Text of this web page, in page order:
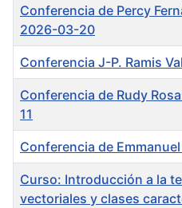
Title
Conferencia de Percy
2026-03-20
Conferencia J-P. Ramis
Conferencia de Rudy
11
Conferencia de
Curso: Introducción a la
vectoriales y clases